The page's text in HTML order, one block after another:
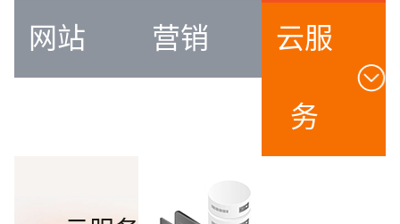
网站 营销 云服
务